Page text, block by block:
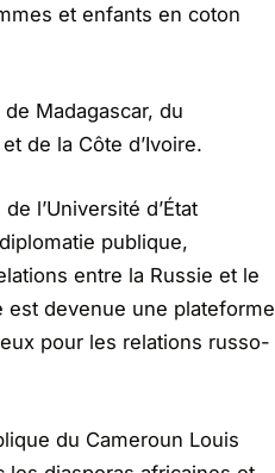
et enfants en coton
Madagascar, du
de la Côte d’Ivoire.
l’Université d’État
publique,
entre la Russie et le
est devenue une plateforme
pour les relations russo-
du Cameroun Louis